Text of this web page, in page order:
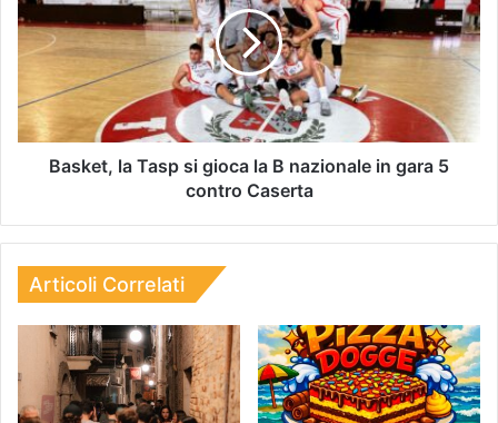
Basket, la Tasp si gioca la B nazionale in gara 5
contro Caserta
Articoli Correlati